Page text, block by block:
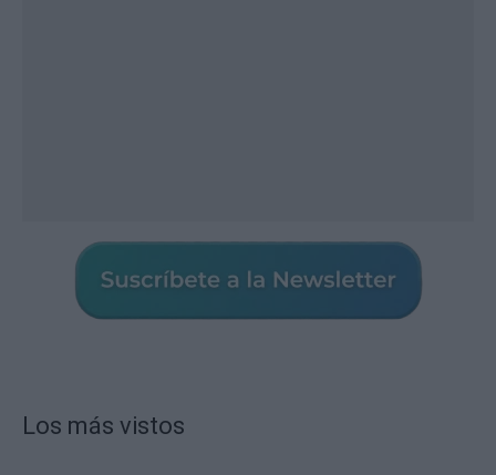
Los más vistos